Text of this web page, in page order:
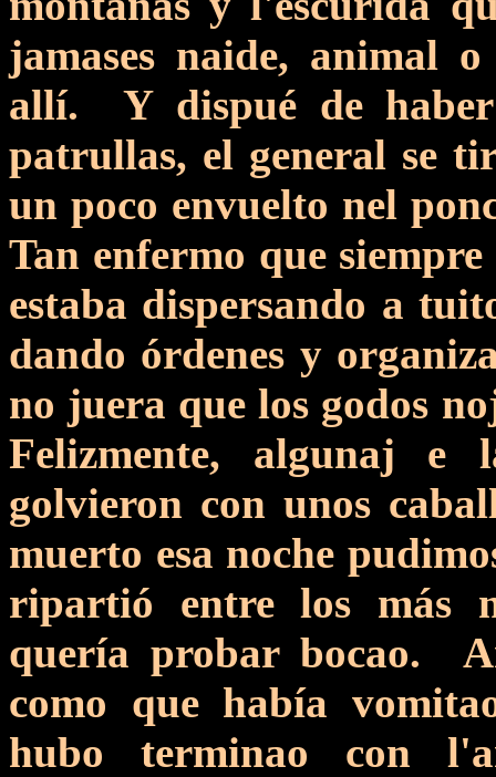
jamases naide, animal
allí. Y dispué de haber
patrullas, el general se
un poco envuelto nel
Tan enfermo que
estaba dispersando a
dando órdenes y
no juera que los godos
Felizmente, algunaj e
golvieron con unos
muerto esa noche
ripartió entre los más
quería probar bocao.
como que había
hubo terminao con